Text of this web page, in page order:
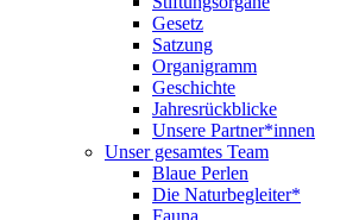
Gesetz
Satzung
Organigramm
Geschichte
Jahresrückblicke
Unsere Partner*innen
Unser gesamtes Team
Blaue Perlen
Die Naturbegleiter*
Fauna